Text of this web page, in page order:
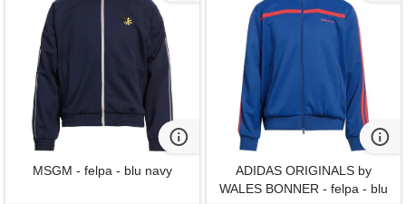
MSGM - felpa - blu navy
ADIDAS ORIGINALS by
WALES BONNER - felpa - blu